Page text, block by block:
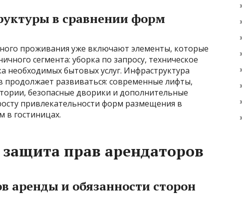
в сравнении форм
проживания уже включают элементы, которые
сегмента: уборка по запросу, техническое
необходимых бытовых услуг. Инфраструктура
развиваться: современные лифты,
безопасные дворики и дополнительные
привлекательности форм размещения в
гостиницах.
прав арендаторов
аренды и обязанности сторон